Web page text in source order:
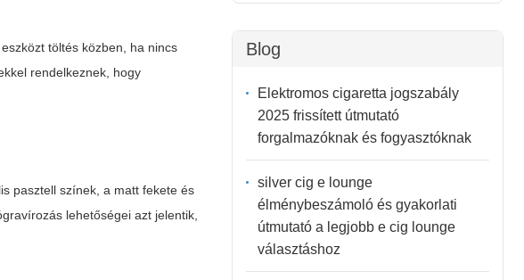
töltés közben, ha nincs
rendelkeznek, hogy
pasztell színek, a matt fekete és
lehetőségei azt jelentik,
Blog
Elektromos cigaretta jogszabály
2025 frissített útmutató
forgalmazóknak és fogyasztóknak
silver cig e lounge
élménybeszámoló és gyakorlati
útmutató a legjobb e cig lounge
választáshoz